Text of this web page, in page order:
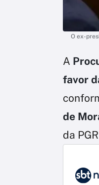
O ex-
A
favor
de
da